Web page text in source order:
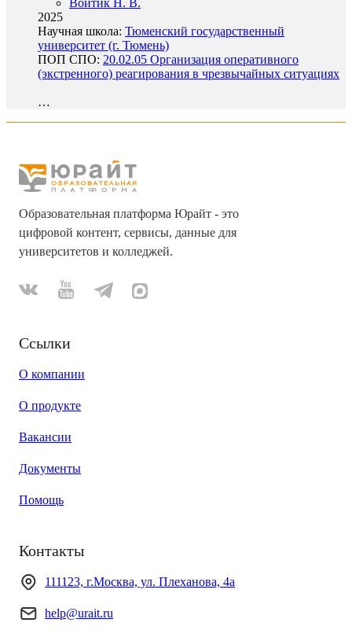
Войтик Н. В.
2025
Научная школа: Тюменский государственный
университет (г. Тюмень)
ПОП СПО: 20.02.05 Организация оперативного
(экстренного) реагирования в чрезвычайных ситуациях
…
Образовательная платформа Юрайт - это
цифровой контент, сервисы, данные для
университетов и колледжей.
Ссылки
О компании
О продукте
Вакансии
Документы
Помощь
Контакты
111123, г.Москва, ул. Плеханова, 4а
help@urait.ru